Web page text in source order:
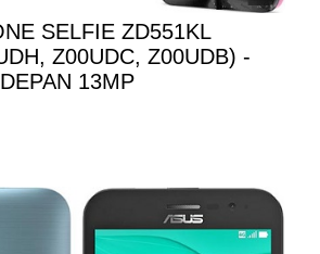
SELFIE ZD551KL
Z00UDC, Z00UDB) -
13MP